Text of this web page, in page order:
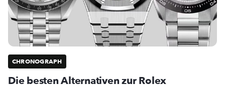
CHRONOGRAPH
Die besten Alternativen zur Rolex